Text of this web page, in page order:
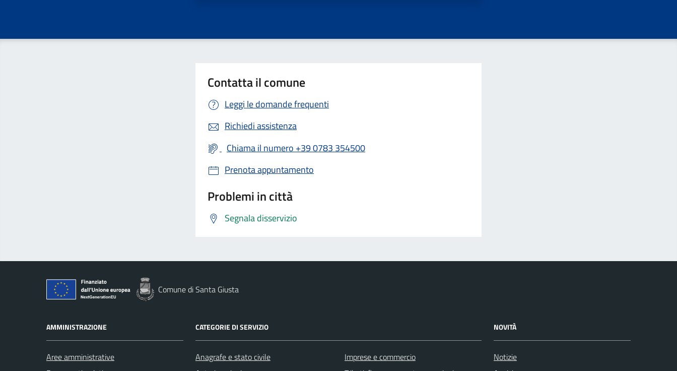
Contatta il comune
Leggi le domande frequenti
Richiedi assistenza
Chiama il numero +39 0783 354500
Prenota appuntamento
Problemi in città
Segnala disservizio
Comune di Santa Giusta
AMMINISTRAZIONE
Aree amministrative
CATEGORIE DI SERVIZIO
Anagrafe e stato civile
Imprese e commercio
NOVITÀ
Notizie